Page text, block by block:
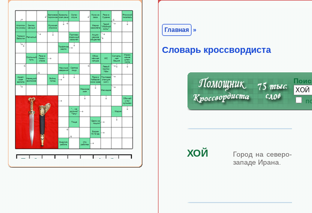
Главная »
Cловарь кроссвордиста
ХОЙ
Город на северо-
западе Ирана.